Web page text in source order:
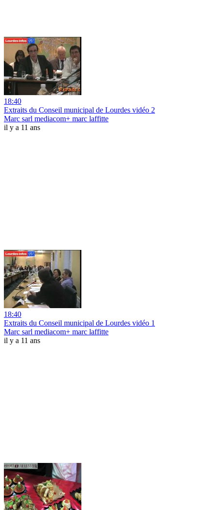
18:40
Extraits du Conseil municipal de Lourdes vidéo 2
Marc sarl mediacom+ marc laffitte
il y a 11 ans
18:40
Extraits du Conseil municipal de Lourdes vidéo 1
Marc sarl mediacom+ marc laffitte
il y a 11 ans